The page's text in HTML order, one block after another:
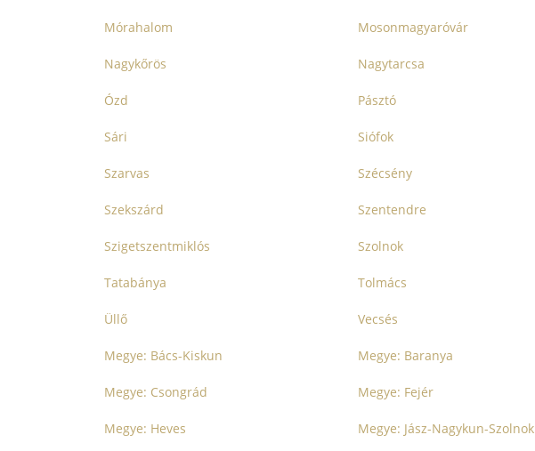
Mórahalom Mosonmagyaróvár
Nagykőrös Nagytarcsa
Ózd Pásztó
Sári Siófok
Szarvas Szécsény
Szekszárd Szentendre
Szigetszentmiklós Szolnok
Tatabánya Tolmács
Üllő Vecsés
Megye: Bács-Kiskun Megye: Baranya
Megye: Csongrád Megye: Fejér
Megye: Heves Megye: Jász-Nagykun-Szolnok